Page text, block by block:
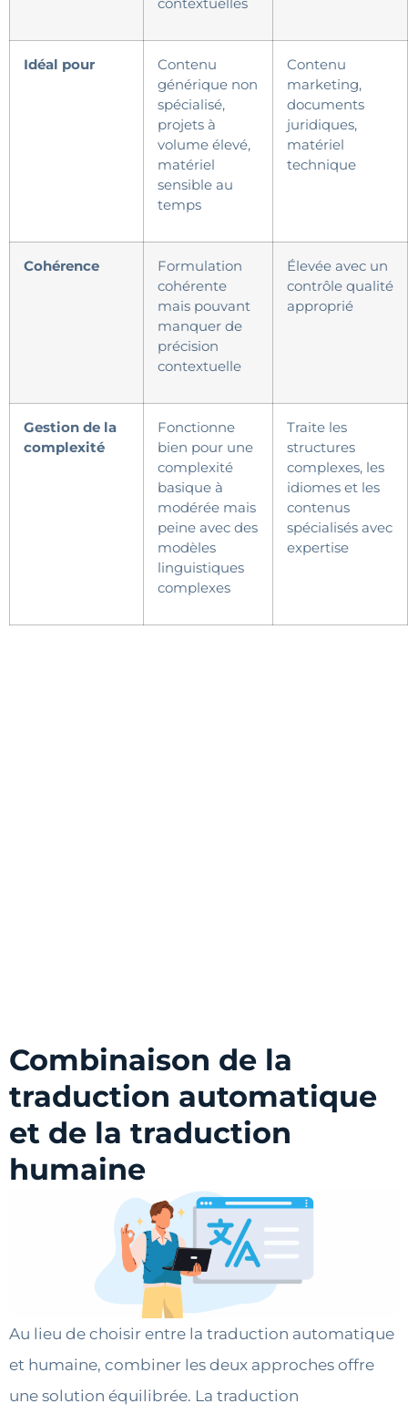
contextuelles
Idéal pour
Contenu
générique non
spécialisé,
projets à
volume élevé,
matériel
sensible au
temps
Contenu
marketing,
documents
juridiques,
matériel
technique
Cohérence
Formulation
cohérente
mais pouvant
manquer de
précision
contextuelle
Élevée avec un
contrôle qualité
approprié
Gestion de la
complexité
Fonctionne
bien pour une
complexité
basique à
modérée mais
peine avec des
modèles
linguistiques
complexes
Traite les
structures
complexes, les
idiomes et les
contenus
spécialisés avec
expertise
Combinaison de la
traduction automatique
et de la traduction
humaine
Au lieu de choisir entre la traduction automatique
et humaine, combiner les deux approches offre
une solution équilibrée. La traduction